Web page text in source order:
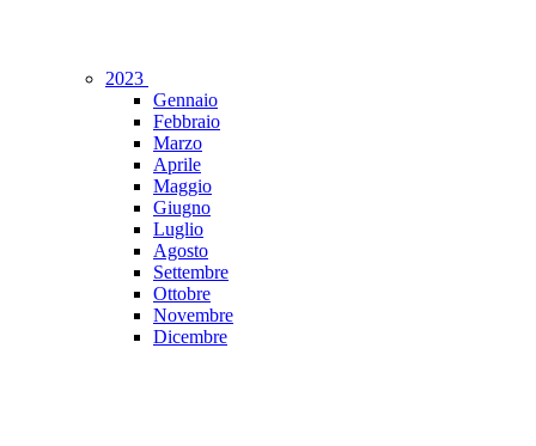
2023
Gennaio
Febbraio
Marzo
Aprile
Maggio
Giugno
Luglio
Agosto
Settembre
Ottobre
Novembre
Dicembre